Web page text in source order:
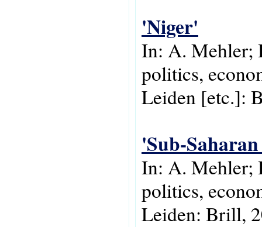
'Niger'
In: A. Mehler;
politics,
Leiden [etc.]:
'Sub-
In: A. Mehler;
politics,
Leiden: Brill,